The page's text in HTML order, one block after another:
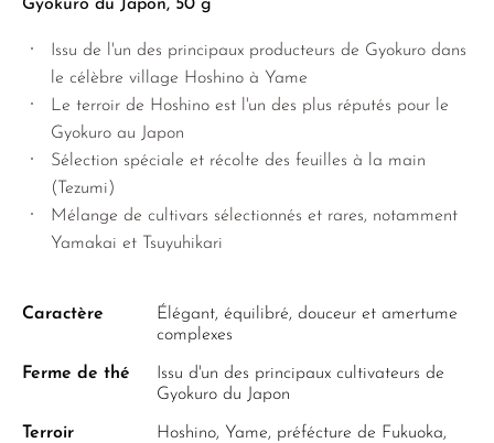
Gyokuro du Japon, 50 g
Issu de l'un des principaux producteurs de Gyokuro dans
le célèbre village Hoshino à Yame
Le terroir de Hoshino est l'un des plus réputés pour le
Gyokuro au Japon
Sélection spéciale et récolte des feuilles à la main
(Tezumi)
Mélange de cultivars sélectionnés et rares, notamment
Yamakai et Tsuyuhikari
Caractère
Élégant, équilibré, douceur et amertume
complexes
Ferme de thé
Issu d'un des principaux cultivateurs de
Gyokuro du Japon
Terroir
Hoshino, Yame, préfécture de Fukuoka,